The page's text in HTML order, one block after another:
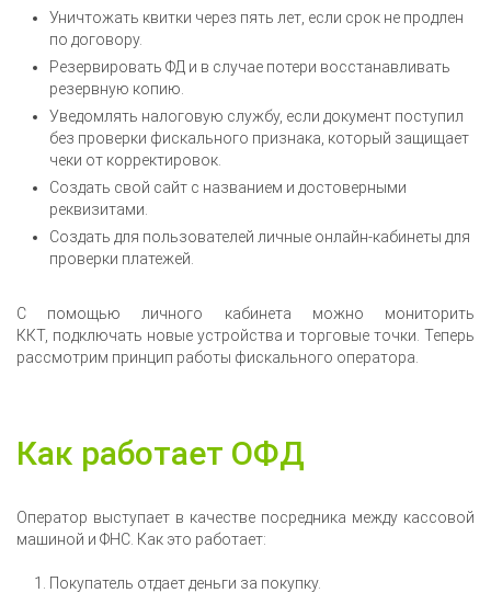
Уничтожать квитки через пять лет, если срок не продлен
по договору.
Резервировать ФД и в случае потери восстанавливать
резервную копию.
Уведомлять налоговую службу, если документ поступил
без проверки фискального признака, который защищает
чеки от корректировок.
Создать свой сайт с названием и достоверными
реквизитами.
Создать для пользователей личные онлайн-кабинеты для
проверки платежей.
С помощью личного кабинета можно мониторить
ККТ, подключать новые устройства и торговые точки. Теперь
рассмотрим принцип работы фискального оператора.
Как работает ОФД
Оператор выступает в качестве посредника между кассовой
машиной и ФНС. Как это работает:
Покупатель отдает деньги за покупку.